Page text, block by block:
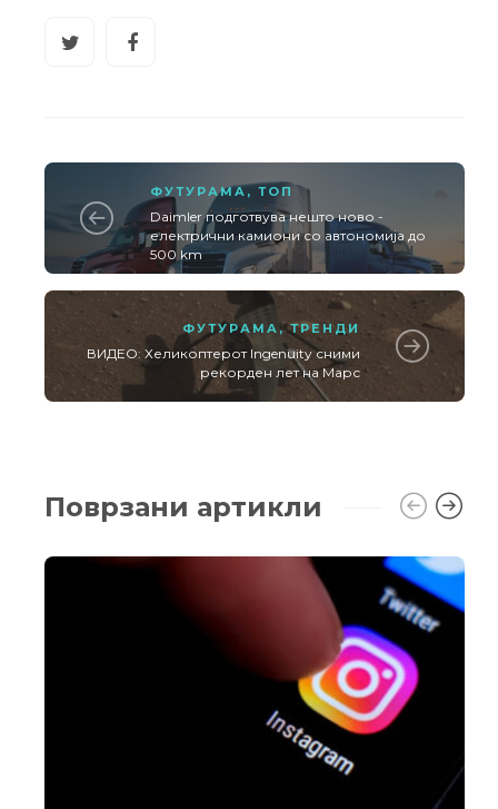
ФУТУРАМА , ТОП
Daimler подготвува нешто ново -
електрични камиони со автономија до
500 km
ФУТУРАМА ,ТРЕНДИ
ВИДЕО: Хеликоптерот Ingenuity сними
рекорден лет на Марс
Поврзани артикли